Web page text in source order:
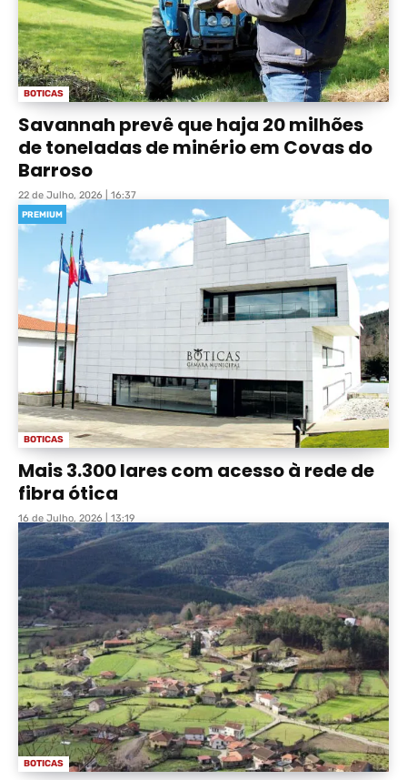
BOTICAS
Savannah prevê que haja 20 milhões
de toneladas de minério em Covas do
Barroso
22 de Julho, 2026 | 16:37
BOTICAS
PREMIUM
Mais 3.300 lares com acesso à rede de
fibra ótica
16 de Julho, 2026 | 13:19
BOTICAS